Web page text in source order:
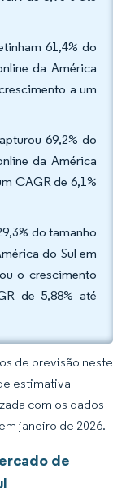
61,4% do
da América
a um
69,2% do
da América
CAGR de 6,1%
do tamanho
do Sul em
o crescimento
de 5,88% até
de previsão neste
estimativa
com os dados
janeiro de 2026.
de